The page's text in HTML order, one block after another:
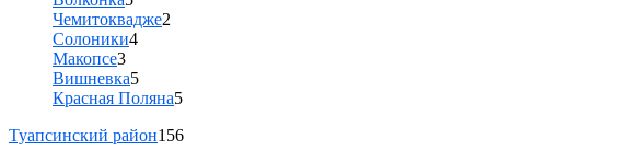
Чемитоквадже2
Солоники4
Макопсе3
Вишневка5
Красная Поляна5
Туапсинский район156